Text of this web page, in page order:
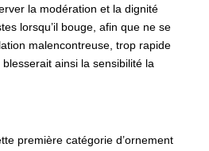
la modération et la dignité
lorsqu’il bouge, afin que ne se
malencontreuse, trop rapide
ainsi la sensibilité la
première catégorie d’ornement